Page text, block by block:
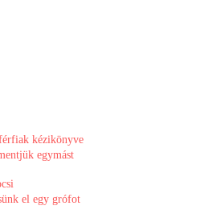
kézikönyve
egymást
el egy grófot